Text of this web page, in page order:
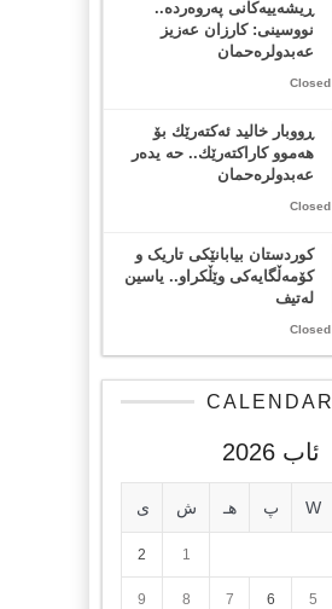
ڕیشەییەکانی پەروەردە..
نووسینی: کارزان عەزیز
عەبدولرەحمان
ڕووبار خالید ئەكتەرێك بۆ
هەموو كاراكتەرێك.. حه یدەر
عەبدولرەحمان
کوردستان بیابانێکی تاریک و
کۆمەڵگایەکی وێڵکراو.. یاسین
لەتیف
CALENDAR
ئاب 2026
W پ هـ ش ی
1
2
5
6
7
8
9